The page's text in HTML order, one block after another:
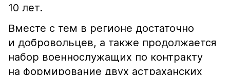
10 лет.
Вместе с тем в регионе достаточно
и добровольцев, а также продолжается
набор военнослужащих по контракту
на формирование двух астраханских